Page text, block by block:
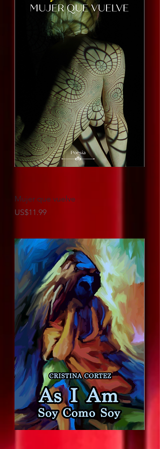
Mujer que vuelve
Precio
US$11.99